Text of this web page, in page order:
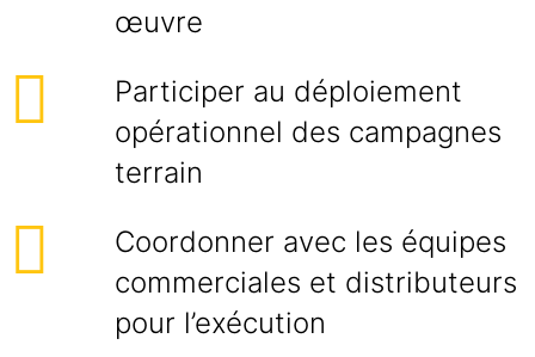
œuvre
Participer au déploiement
opérationnel des campagnes
terrain
Coordonner avec les équipes
commerciales et distributeurs
pour l’exécution